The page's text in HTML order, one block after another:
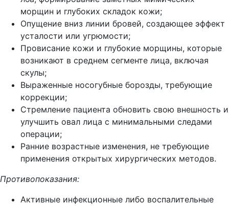
морщин и глубоких складок кожи;
Опущение вниз линии бровей, создающее эффект
усталости или угрюмости;
Провисание кожи и глубокие морщины, которые
возникают в среднем сегменте лица, включая
скулы;
Выраженные носогубные борозды, требующие
коррекции;
Стремление пациента обновить свою внешность и
улучшить овал лица с минимальными следами
операции;
Ранние возрастные изменения, не требующие
применения открытых хирургических методов.
Противопоказания:
Активные инфекционные либо воспалительные